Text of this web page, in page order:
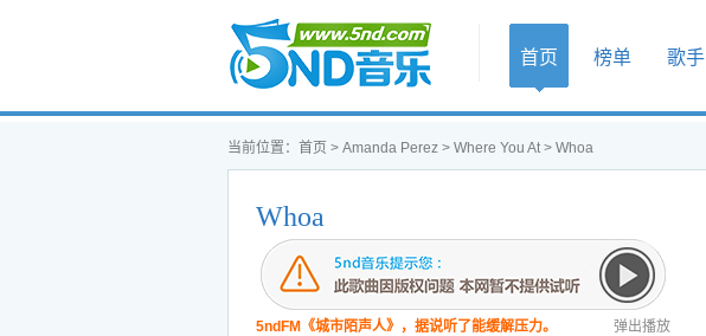
首页
首页 榜单 歌手
当前位置： 首页 > Amanda Perez > Where You At> Whoa
Whoa
5ndFM《城市陌声人》，据说听了能缓解压力。 弹出播放